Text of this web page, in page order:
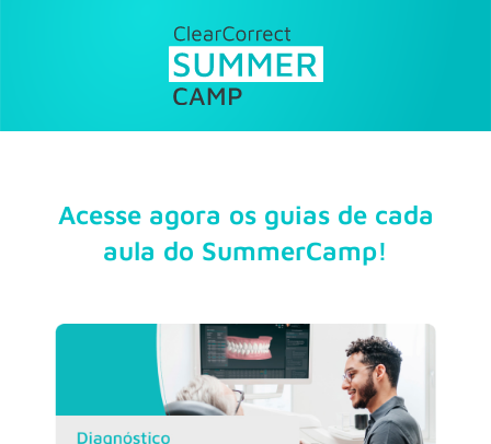
Acesse agora os guias de cada
aula do SummerCamp!